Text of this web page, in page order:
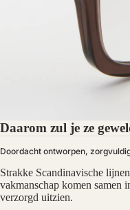
Daarom zul je ze
Doordacht ontworpen,
Strakke Scandinavische
vakmanschap komen samen
verzorgd uitzien.